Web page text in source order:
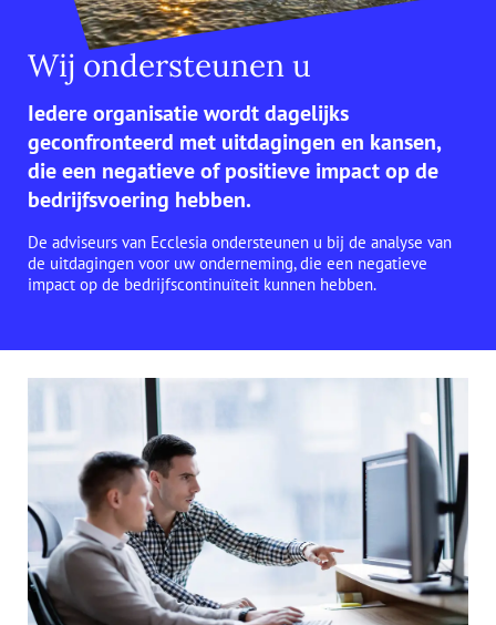
Wij ondersteunen u
Iedere organisatie wordt dagelijks
geconfronteerd met uitdagingen en kansen,
die een negatieve of positieve impact op de
bedrijfsvoering hebben.
De adviseurs van Ecclesia ondersteunen u bij de analyse van
de uitdagingen voor uw onderneming, die een negatieve
impact op de bedrijfscontinuïteit kunnen hebben.